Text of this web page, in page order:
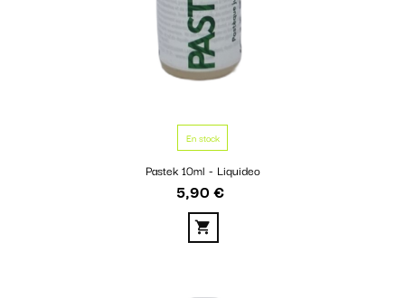
En stock
Pastek 10ml - Liquideo
Prix
5,90 €